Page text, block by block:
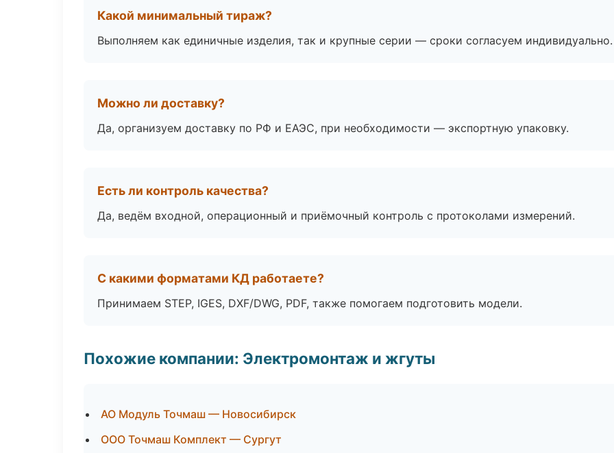
Какой минимальный тираж?
Выполняем как единичные изделия, так и крупные серии — сроки согласуем индивидуально.
Можно ли доставку?
Да, организуем доставку по РФ и ЕАЭС, при необходимости — экспортную упаковку.
Есть ли контроль качества?
Да, ведём входной, операционный и приёмочный контроль с протоколами измерений.
С какими форматами КД работаете?
Принимаем STEP, IGES, DXF/DWG, PDF, также помогаем подготовить модели.
Похожие компании: Электромонтаж и жгуты
АО Модуль Точмаш — Новосибирск
ООО Точмаш Комплект — Сургут